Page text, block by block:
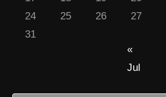
24
25 26 27
31
«
Jul